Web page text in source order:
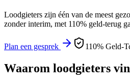
Loodgieters zijn één van de meest
zonder interim, met 110% geld-terug
Plan een gesprek 110% Geld-
Waarom loodgieters